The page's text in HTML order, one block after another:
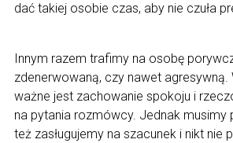
dać takiej osobie czas, aby nie czuła
Innym razem trafimy na osobę
zdenerwowaną, czy nawet agresywną.
ważne jest zachowanie spokoju i
na pytania rozmówcy. Jednak musimy
też zasługujemy na szacunek i nikt nie